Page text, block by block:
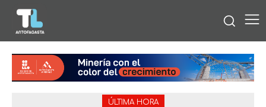
ÚLTIMA HORA